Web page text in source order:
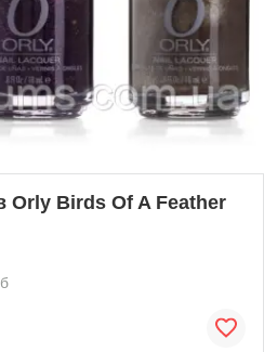
Orly Birds Of A Feather